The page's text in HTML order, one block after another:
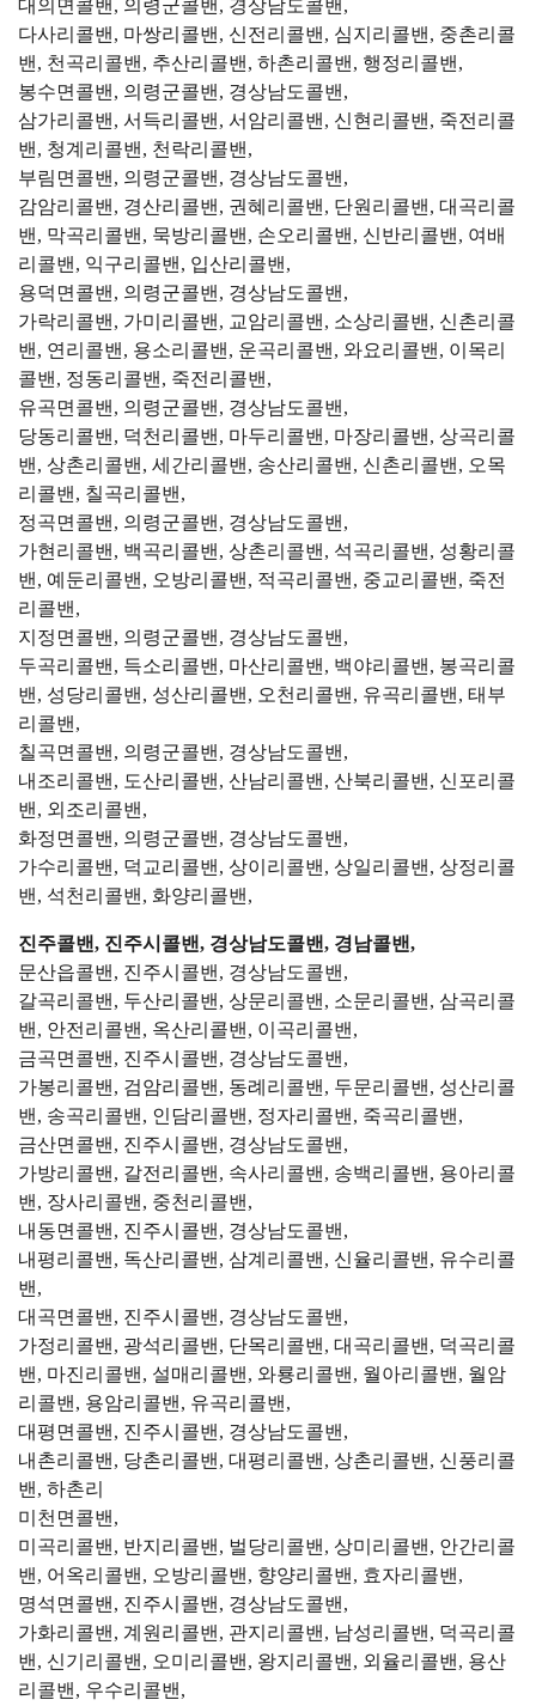
대의면콜밴, 의령군콜밴, 경상남도콜밴,
다사리콜밴, 마쌍리콜밴, 신전리콜밴, 심지리콜밴, 중촌리콜
밴, 천곡리콜밴, 추산리콜밴, 하촌리콜밴, 행정리콜밴,
봉수면콜밴, 의령군콜밴, 경상남도콜밴,
삼가리콜밴, 서득리콜밴, 서암리콜밴, 신현리콜밴, 죽전리콜
밴, 청계리콜밴, 천락리콜밴,
부림면콜밴, 의령군콜밴, 경상남도콜밴,
감암리콜밴, 경산리콜밴, 권혜리콜밴, 단원리콜밴, 대곡리콜
밴, 막곡리콜밴, 묵방리콜밴, 손오리콜밴, 신반리콜밴, 여배
리콜밴, 익구리콜밴, 입산리콜밴,
용덕면콜밴, 의령군콜밴, 경상남도콜밴,
가락리콜밴, 가미리콜밴, 교암리콜밴, 소상리콜밴, 신촌리콜
밴, 연리콜밴, 용소리콜밴, 운곡리콜밴, 와요리콜밴, 이목리
콜밴, 정동리콜밴, 죽전리콜밴,
유곡면콜밴, 의령군콜밴, 경상남도콜밴,
당동리콜밴, 덕천리콜밴, 마두리콜밴, 마장리콜밴, 상곡리콜
밴, 상촌리콜밴, 세간리콜밴, 송산리콜밴, 신촌리콜밴, 오목
리콜밴, 칠곡리콜밴,
정곡면콜밴, 의령군콜밴, 경상남도콜밴,
가현리콜밴, 백곡리콜밴, 상촌리콜밴, 석곡리콜밴, 성황리콜
밴, 예둔리콜밴, 오방리콜밴, 적곡리콜밴, 중교리콜밴, 죽전
리콜밴,
지정면콜밴, 의령군콜밴, 경상남도콜밴,
두곡리콜밴, 득소리콜밴, 마산리콜밴, 백야리콜밴, 봉곡리콜
밴, 성당리콜밴, 성산리콜밴, 오천리콜밴, 유곡리콜밴, 태부
리콜밴,
칠곡면콜밴, 의령군콜밴, 경상남도콜밴,
내조리콜밴, 도산리콜밴, 산남리콜밴, 산북리콜밴, 신포리콜
밴, 외조리콜밴,
화정면콜밴, 의령군콜밴, 경상남도콜밴,
가수리콜밴, 덕교리콜밴, 상이리콜밴, 상일리콜밴, 상정리콜
밴, 석천리콜밴, 화양리콜밴,
진주콜밴, 진주시콜밴, 경상남도콜밴, 경남콜밴,
문산읍콜밴, 진주시콜밴, 경상남도콜밴,
갈곡리콜밴, 두산리콜밴, 상문리콜밴, 소문리콜밴, 삼곡리콜
밴, 안전리콜밴, 옥산리콜밴, 이곡리콜밴,
금곡면콜밴, 진주시콜밴, 경상남도콜밴,
가봉리콜밴, 검암리콜밴, 동례리콜밴, 두문리콜밴, 성산리콜
밴, 송곡리콜밴, 인담리콜밴, 정자리콜밴, 죽곡리콜밴,
금산면콜밴, 진주시콜밴, 경상남도콜밴,
가방리콜밴, 갈전리콜밴, 속사리콜밴, 송백리콜밴, 용아리콜
밴, 장사리콜밴, 중천리콜밴,
내동면콜밴, 진주시콜밴, 경상남도콜밴,
내평리콜밴, 독산리콜밴, 삼계리콜밴, 신율리콜밴, 유수리콜
밴,
대곡면콜밴, 진주시콜밴, 경상남도콜밴,
가정리콜밴, 광석리콜밴, 단목리콜밴, 대곡리콜밴, 덕곡리콜
밴, 마진리콜밴, 설매리콜밴, 와룡리콜밴, 월아리콜밴, 월암
리콜밴, 용암리콜밴, 유곡리콜밴,
대평면콜밴, 진주시콜밴, 경상남도콜밴,
내촌리콜밴, 당촌리콜밴, 대평리콜밴, 상촌리콜밴, 신풍리콜
밴, 하촌리
미천면콜밴,
미곡리콜밴, 반지리콜밴, 벌당리콜밴, 상미리콜밴, 안간리콜
밴, 어옥리콜밴, 오방리콜밴, 향양리콜밴, 효자리콜밴,
명석면콜밴, 진주시콜밴, 경상남도콜밴,
가화리콜밴, 계원리콜밴, 관지리콜밴, 남성리콜밴, 덕곡리콜
밴, 신기리콜밴, 오미리콜밴, 왕지리콜밴, 외율리콜밴, 용산
리콜밴, 우수리콜밴,